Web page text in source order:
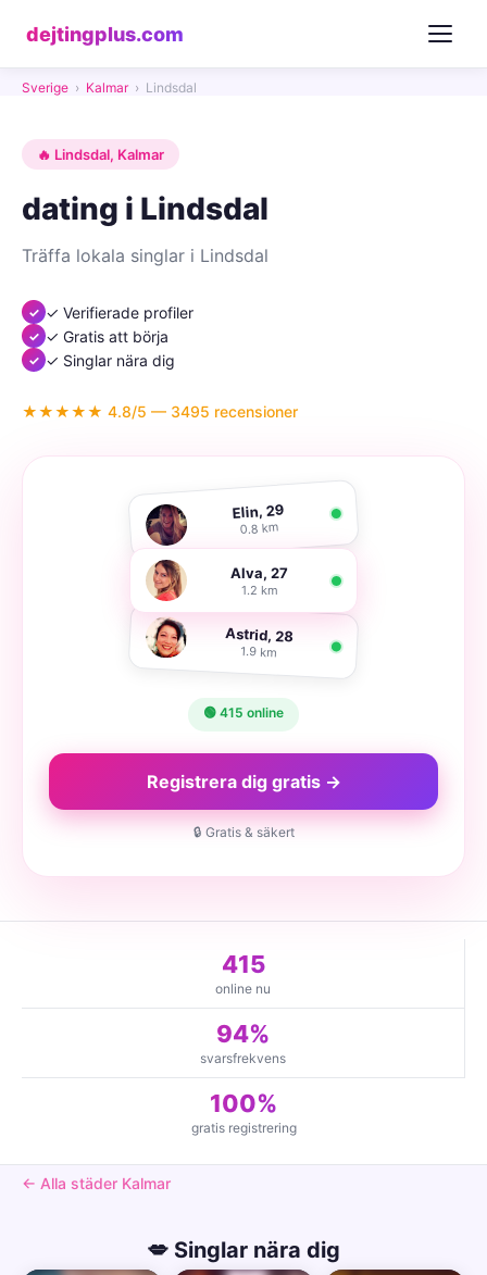
dejtingplus.com
Sverige › Kalmar › Lindsdal
🔥 Lindsdal, Kalmar
dating i Lindsdal
Träffa lokala singlar i Lindsdal
✓ Verifierade profiler
✓ Gratis att börja
✓ Singlar nära dig
★★★★★ 4.8/5 — 3495 recensioner
Elin, 29
0.8 km
Alva, 27
1.2 km
Astrid, 28
1.9 km
🟢 415 online
Registrera dig gratis →
🔒 Gratis & säkert
415
online nu
94%
svarsfrekvens
100%
gratis registrering
← Alla städer Kalmar
💋 Singlar nära dig